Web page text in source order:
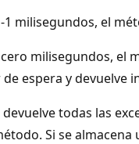
1 milisegundos, el
milisegundos, el
espera y devuelve
todas las
Si se almacena